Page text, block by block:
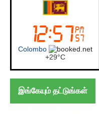
Colombo
+29°C
இங்கேயும் தட்டுங்கள்